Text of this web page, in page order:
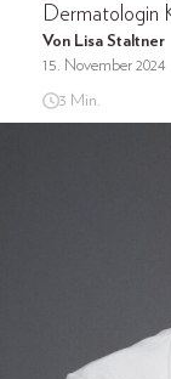
Dermatologin
Von Lisa Staltner
15. November 2024
3 Min.